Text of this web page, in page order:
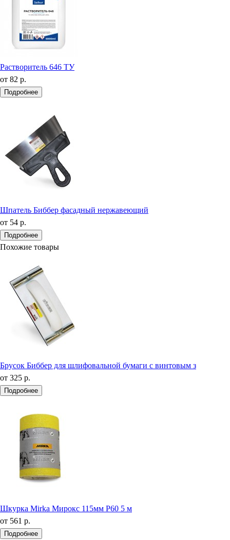
Растворитель 646 ТУ
от 82 р.
Подробнее
Шпатель Биббер фасадный нержавеющий
от 54 р.
Подробнее
Похожие товары
Брусок Биббер для шлифовальной бумаги с винтовым з
от 325 р.
Подробнее
Шкурка Mirka Мирокс 115мм Р60 5 м
от 561 р.
Подробнее